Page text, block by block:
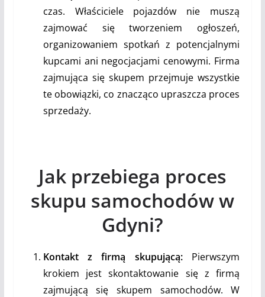
czas. Właściciele pojazdów nie muszą
zajmować się tworzeniem ogłoszeń,
organizowaniem spotkań z potencjalnymi
kupcami ani negocjacjami cenowymi. Firma
zajmująca się skupem przejmuje wszystkie
te obowiązki, co znacząco upraszcza proces
sprzedaży.
Jak przebiega proces
skupu samochodów w
Gdyni?
Kontakt z firmą skupującą:Pierwszym
krokiem jest skontaktowanie się z firmą
zajmującą się skupem samochodów. W